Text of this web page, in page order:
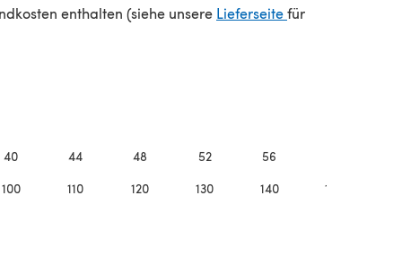
enthalten (siehe unsere Lieferseite(öffnet sich in
für
40 44 48 52 56
100
110 120 130 140 150